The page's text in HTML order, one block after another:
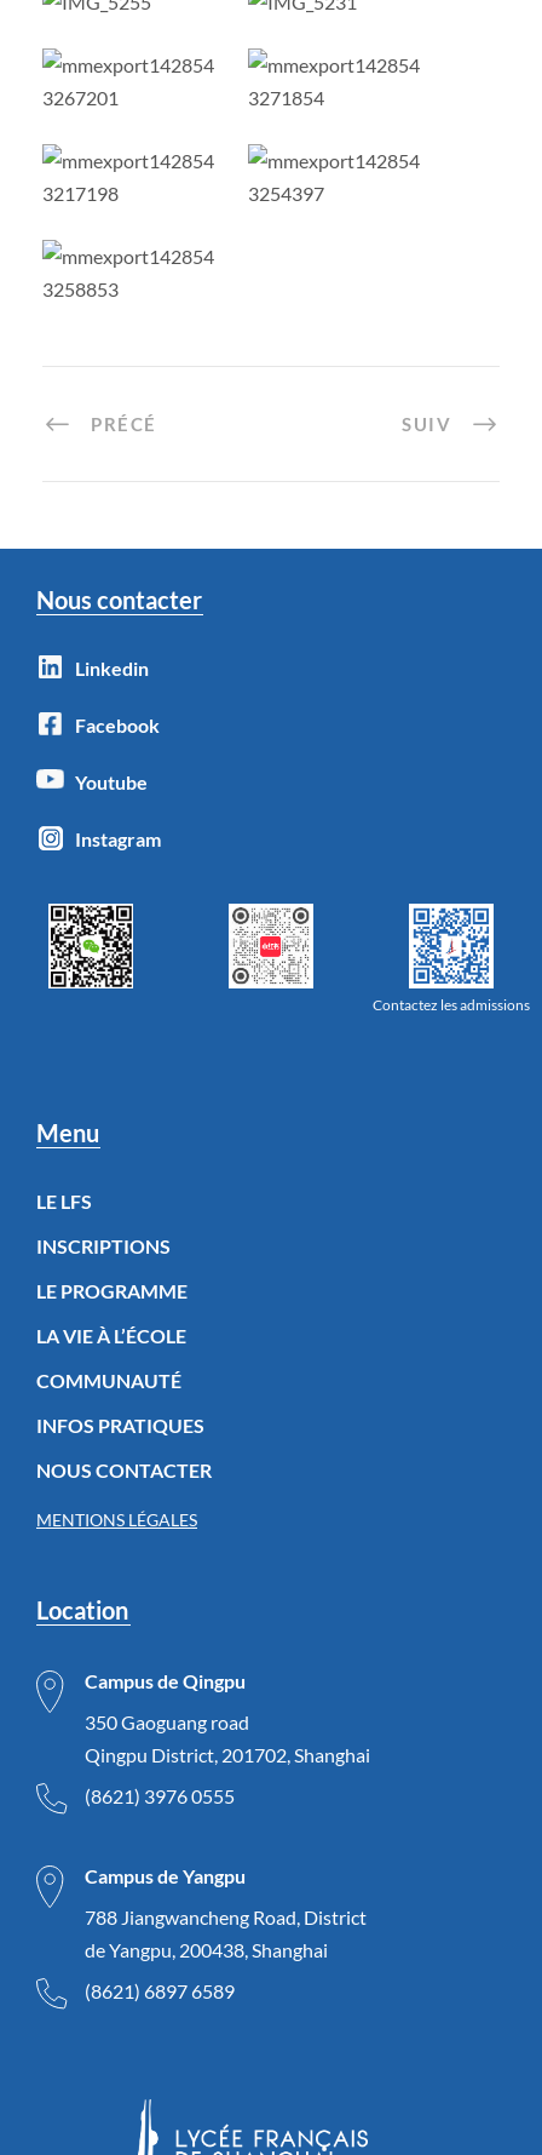
PRÉCÉ SUIV
Nous contacter
Linkedin
Facebook
Youtube
Instagram
Contactez les admissions
Menu
LE LFS
INSCRIPTIONS
LE PROGRAMME
LA VIE À L’ÉCOLE
COMMUNAUTÉ
INFOS PRATIQUES
NOUS CONTACTER
MENTIONS LÉGALES
Location
Campus de Qingpu
350 Gaoguang road
Qingpu District, 201702, Shanghai
(8621) 3976 0555
Campus de Yangpu
788 Jiangwancheng Road, District
de Yangpu, 200438, Shanghai
(8621) 6897 6589